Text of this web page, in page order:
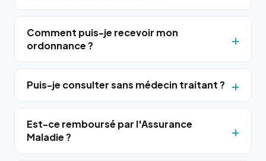
Comment puis-je recevoir mon
ordonnance ?
Puis-je consulter sans médecin traitant ?
Est-ce remboursé par l'Assurance
Maladie ?